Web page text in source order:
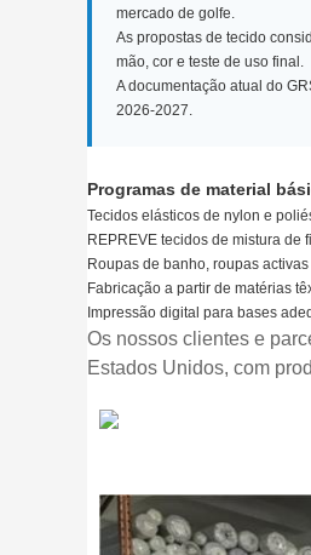
mercado de golfe.
As propostas de tecido
mão, cor e teste de uso final.
A documentação atual do
2026-2027.
Programas de material
Tecidos elásticos de nylon e
REPREVE tecidos de mistura de
Roupas de banho, roupas
Fabricação a partir de matérias
Impressão digital para bases
Os nossos clientes e
Estados Unidos, com